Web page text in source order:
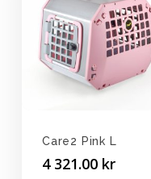
Care2 Pink L
4 321.00 kr